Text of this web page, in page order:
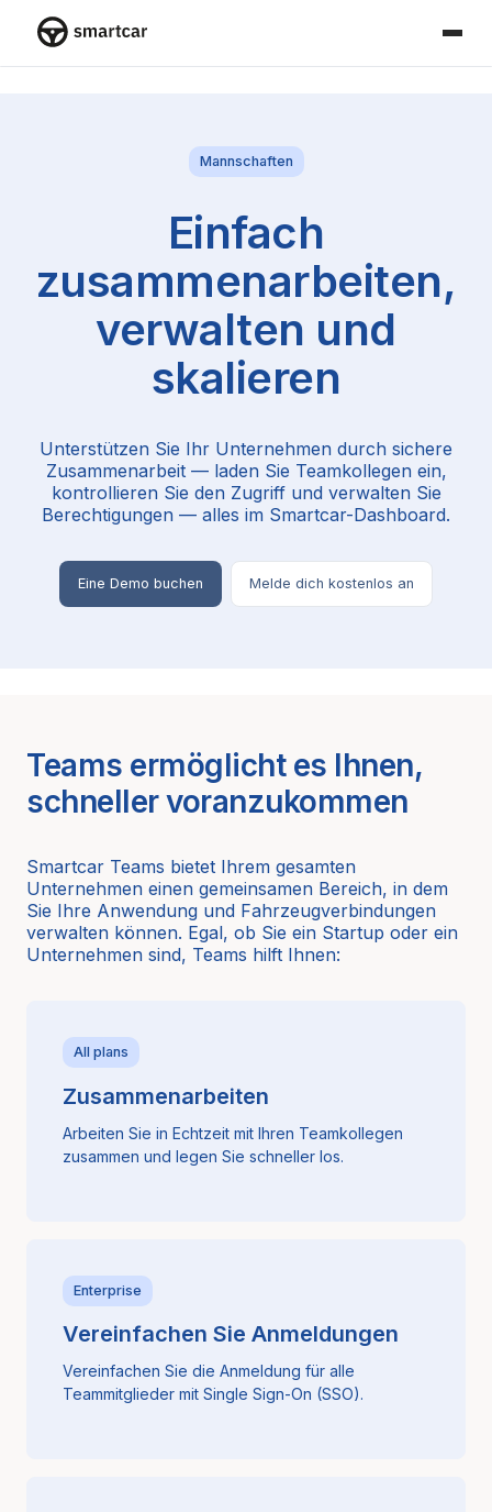
Mannschaften
Einfach
zusammenarbeiten,
verwalten und
skalieren
Unterstützen Sie Ihr Unternehmen durch sichere
Zusammenarbeit — laden Sie Teamkollegen ein,
kontrollieren Sie den Zugriff und verwalten Sie
Berechtigungen — alles im Smartcar-Dashboard.
Eine Demo buchen Melde dich kostenlos an
Teams ermöglicht es Ihnen,
schneller voranzukommen
Smartcar Teams bietet Ihrem gesamten
Unternehmen einen gemeinsamen Bereich, in dem
Sie Ihre Anwendung und Fahrzeugverbindungen
verwalten können. Egal, ob Sie ein Startup oder ein
Unternehmen sind, Teams hilft Ihnen:
All plans
Zusammenarbeiten
Arbeiten Sie in Echtzeit mit Ihren Teamkollegen
zusammen und legen Sie schneller los.
Enterprise
Vereinfachen Sie Anmeldungen
Vereinfachen Sie die Anmeldung für alle
Teammitglieder mit Single Sign-On (SSO).